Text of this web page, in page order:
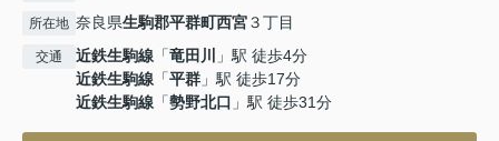
所在地 奈良県生駒郡平群町西宮３丁目
交通 近鉄生駒線 「竜田川
」駅 徒歩4分
近鉄生駒線 「平群 」駅 徒歩17分
近鉄生駒線 「勢野北口 」駅 徒歩31分